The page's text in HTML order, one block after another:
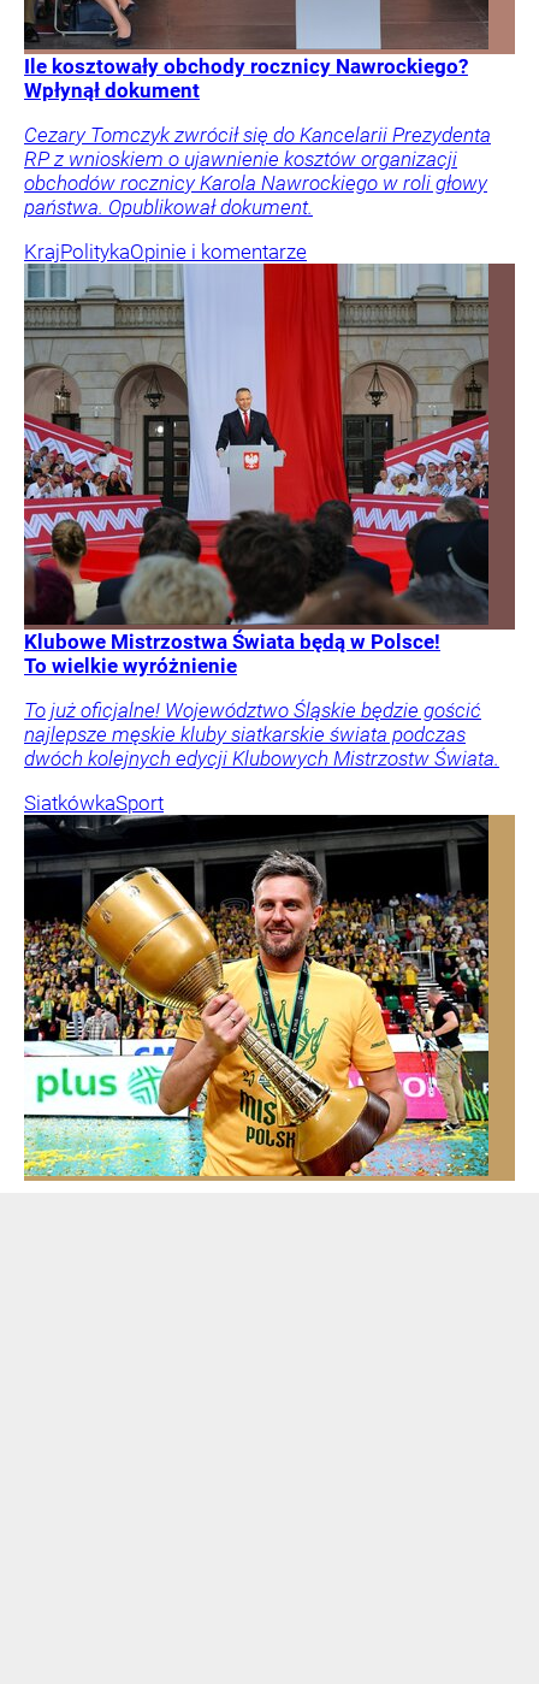
Ile kosztowały obchody rocznicy Nawrockiego?
Wpłynął dokument
Cezary Tomczyk zwrócił się do Kancelarii Prezydenta
RP z wnioskiem o ujawnienie kosztów organizacji
obchodów rocznicy Karola Nawrockiego w roli głowy
państwa. Opublikował dokument.
KrajPolitykaOpinie i komentarze
Klubowe Mistrzostwa Świata będą w Polsce!
To wielkie wyróżnienie
To już oficjalne! Województwo Śląskie będzie gościć
najlepsze męskie kluby siatkarskie świata podczas
dwóch kolejnych edycji Klubowych Mistrzostw Świata.
SiatkówkaSport